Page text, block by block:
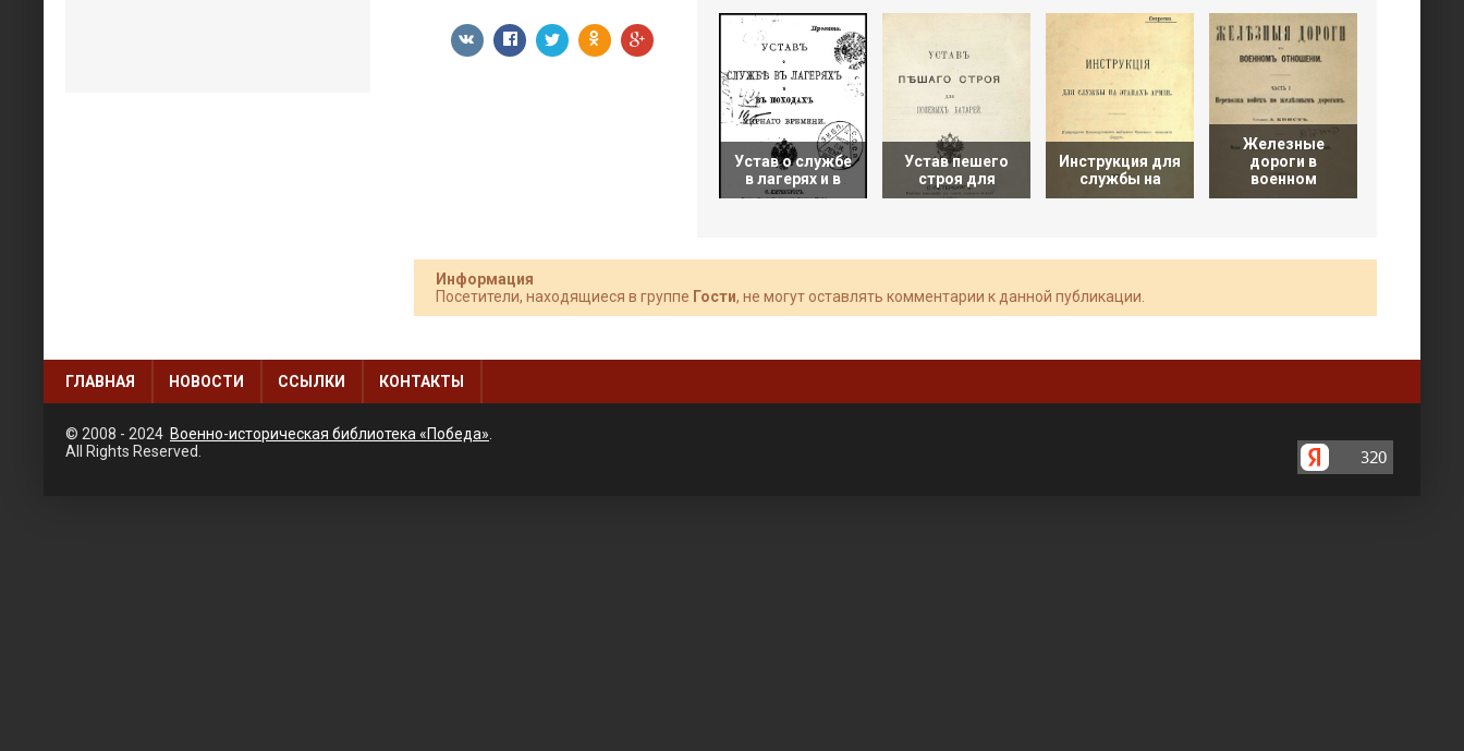
Устав о службе
в лагерях и в
Устав пешего
строя для
Инструкция для
службы на
Железные
дороги в
военном
Информация
Посетители, находящиеся в группе Гости, не могут оставлять комментарии к данной публикации.
ГЛАВНАЯ НОВОСТИ ССЫЛКИ КОНТАКТЫ
© 2008 - 2024 Военно-историческая библиотека «Победа»
All Rights Reserved.